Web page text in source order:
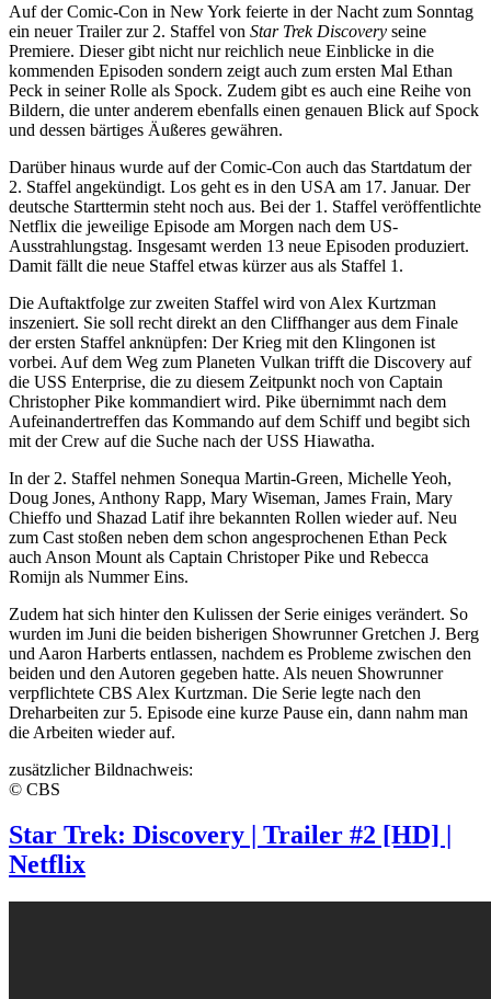
Auf der Comic-Con in New York feierte in der Nacht zum Sonntag
ein neuer Trailer zur 2. Staffel von Star Trek Discovery seine
Premiere. Dieser gibt nicht nur reichlich neue Einblicke in die
kommenden Episoden sondern zeigt auch zum ersten Mal Ethan
Peck in seiner Rolle als Spock. Zudem gibt es auch eine Reihe von
Bildern, die unter anderem ebenfalls einen genauen Blick auf Spock
und dessen bärtiges Äußeres gewähren.
Darüber hinaus wurde auf der Comic-Con auch das Startdatum der
2. Staffel angekündigt. Los geht es in den USA am 17. Januar. Der
deutsche Starttermin steht noch aus. Bei der 1. Staffel veröffentlichte
Netflix die jeweilige Episode am Morgen nach dem US-
Ausstrahlungstag. Insgesamt werden 13 neue Episoden produziert.
Damit fällt die neue Staffel etwas kürzer aus als Staffel 1.
Die Auftaktfolge zur zweiten Staffel wird von Alex Kurtzman
inszeniert. Sie soll recht direkt an den Cliffhanger aus dem Finale
der ersten Staffel anknüpfen: Der Krieg mit den Klingonen ist
vorbei. Auf dem Weg zum Planeten Vulkan trifft die Discovery auf
die USS Enterprise, die zu diesem Zeitpunkt noch von Captain
Christopher Pike kommandiert wird. Pike übernimmt nach dem
Aufeinandertreffen das Kommando auf dem Schiff und begibt sich
mit der Crew auf die Suche nach der USS Hiawatha.
In der 2. Staffel nehmen Sonequa Martin-Green, Michelle Yeoh,
Doug Jones, Anthony Rapp, Mary Wiseman, James Frain, Mary
Chieffo und Shazad Latif ihre bekannten Rollen wieder auf. Neu
zum Cast stoßen neben dem schon angesprochenen Ethan Peck
auch Anson Mount als Captain Christoper Pike und Rebecca
Romijn als Nummer Eins.
Zudem hat sich hinter den Kulissen der Serie einiges verändert. So
wurden im Juni die beiden bisherigen Showrunner Gretchen J. Berg
und Aaron Harberts entlassen, nachdem es Probleme zwischen den
beiden und den Autoren gegeben hatte. Als neuen Showrunner
verpflichtete CBS Alex Kurtzman. Die Serie legte nach den
Dreharbeiten zur 5. Episode eine kurze Pause ein, dann nahm man
die Arbeiten wieder auf.
zusätzlicher Bildnachweis:
© CBS
Star Trek: Discovery | Trailer #2 [HD] |
Netflix